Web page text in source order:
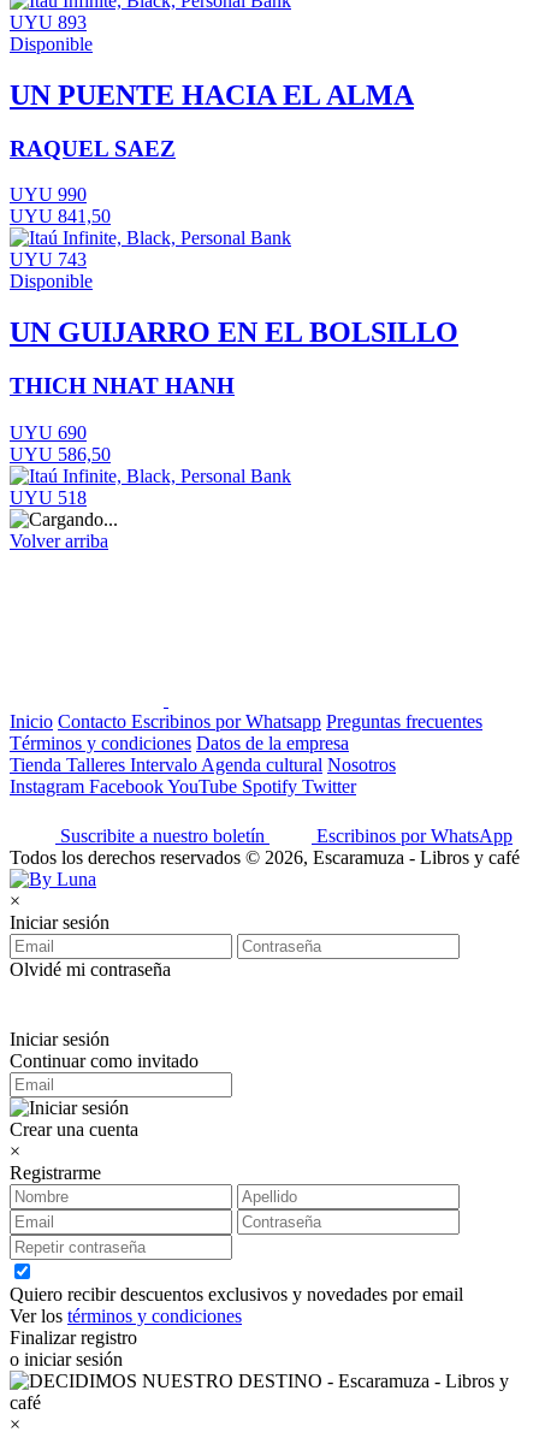
UYU 893
Disponible
UN PUENTE HACIA EL ALMA
RAQUEL SAEZ
UYU 990
UYU 841,50
UYU 743
Disponible
UN GUIJARRO EN EL BOLSILLO
THICH NHAT HANH
UYU 690
UYU 586,50
UYU 518
Volver arriba
Inicio Contacto Escribinos por Whatsapp Preguntas frecuentes
Términos y condiciones Datos de la empresa
Tienda Talleres Intervalo Agenda cultural Nosotros
Instagram FacebookYouTube Spotify Twitter
Suscribite a nuestro boletín
Escribinos por WhatsApp
Todos los derechos reservados © 2026, Escaramuza - Libros y café
×
Iniciar sesión
Olvidé mi contraseña
Iniciar sesión
Continuar como invitado
Crear una cuenta
×
Registrarme
Quiero recibir descuentos exclusivos y novedades por email
Ver los términos y condiciones
Finalizar registro
o iniciar sesión
×